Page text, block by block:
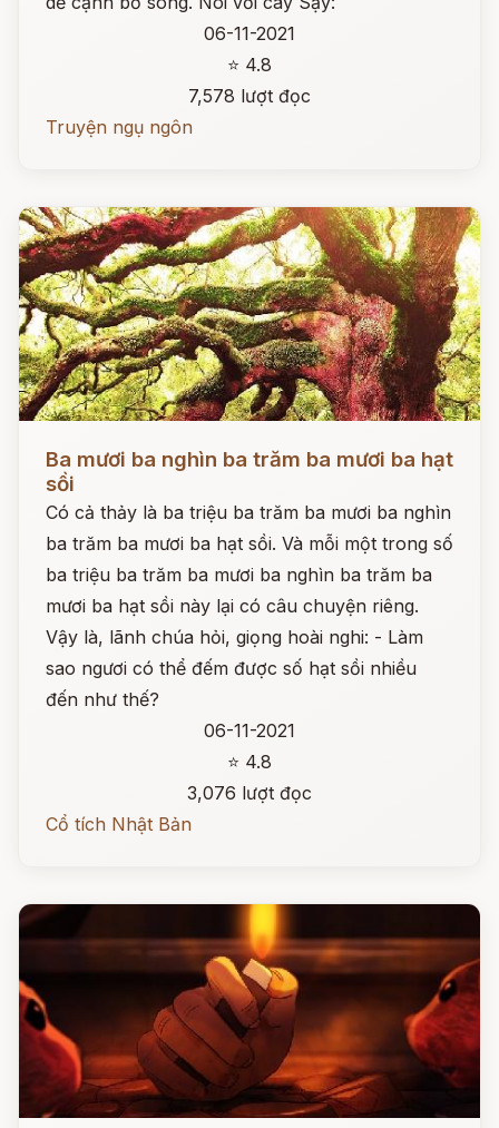
06-11-2021
⭐ 4.8
7,578 lượt đọc
Truyện ngụ ngôn
Ba mươi ba nghìn ba trăm ba mươi ba hạt
sồi
Có cả thảy là ba triệu ba trăm ba mươi ba nghìn
ba trăm ba mươi ba hạt sồi. Và mỗi một trong số
ba triệu ba trăm ba mươi ba nghìn ba trăm ba
mươi ba hạt sồi này lại có câu chuyện riêng.
Vậy là, lãnh chúa hỏi, giọng hoài nghi: - Làm
sao ngươi có thể đếm được số hạt sồi nhiều
đến như thế?
06-11-2021
⭐ 4.8
3,076 lượt đọc
Cổ tích Nhật Bản